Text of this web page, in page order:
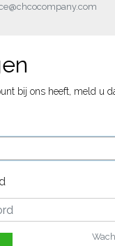
bij ons heeft, meld u